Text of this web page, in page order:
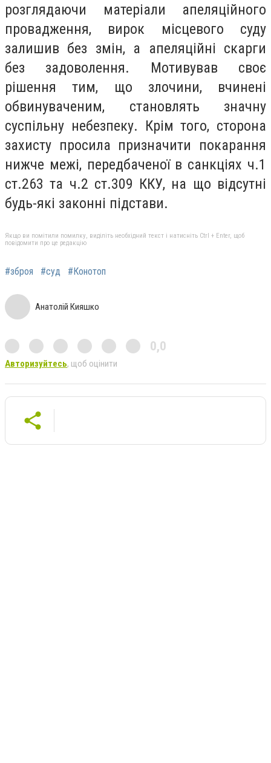
розглядаючи матеріали апеляційного
провадження, вирок місцевого суду
залишив без змін, а апеляційні скарги
без задоволення. Мотивував своє
рішення тим, що злочини, вчинені
обвинуваченим, становлять значну
суспільну небезпеку. Крім того, сторона
захисту просила призначити покарання
нижче межі, передбаченої в санкціях ч.1
ст.263 та ч.2 ст.309 ККУ, на що відсутні
будь-які законні підстави.
Якщо ви помітили помилку, виділіть необхідний текст і натисніть Ctrl + Enter, щоб
повідомити про це редакцію
#зброя #суд #Конотоп
Анатолій Кияшко
0,0
Авторизуйтесь, щоб оцінити